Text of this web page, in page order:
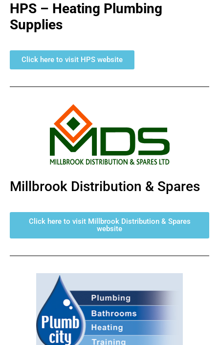
HPS – Heating Plumbing
Supplies
Click here to visit HPS website
Millbrook Distribution & Spares
Click here to visit Millbrook Distribution & Spares
website